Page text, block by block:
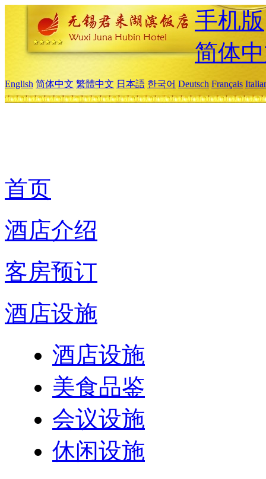
手机版
简体
English 简体中文 繁體中文 日本語 한국어 Deutsch Français
首页
酒店介绍
客房预订
酒店设施
酒店设施
美食品鉴
会议设施
休闲设施